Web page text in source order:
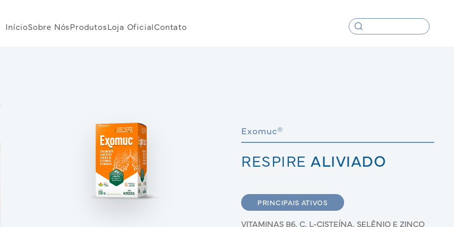
InícioSobre NósProdutosLoja OficialContato
Exomuc®
RESPIRE ALIVIADO
PRINCIPAIS ATIVOS
VITAMINAS B6, C, L-CISTEÍNA, SELÊNIO E ZINCO